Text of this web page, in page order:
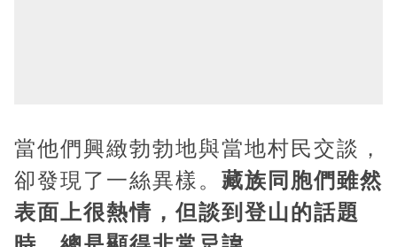
當他們興緻勃勃地與當地村民交談，
卻發現了一絲異樣。 藏族同胞們雖然
表面上很熱情，但談到登山的話題